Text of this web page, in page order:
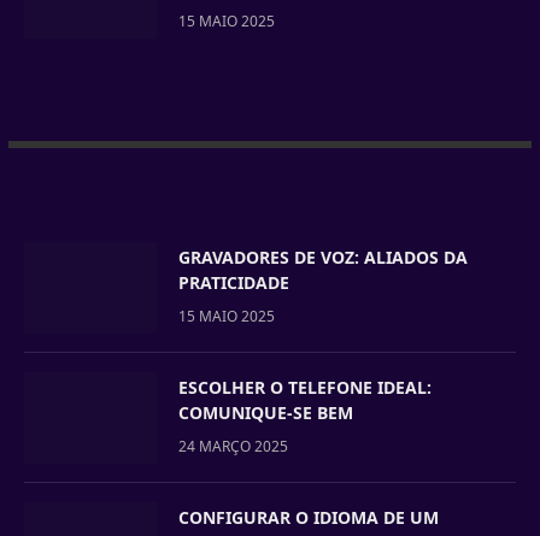
15 MAIO 2025
GRAVADORES DE VOZ: ALIADOS DA
PRATICIDADE
15 MAIO 2025
ESCOLHER O TELEFONE IDEAL:
COMUNIQUE-SE BEM
24 MARÇO 2025
CONFIGURAR O IDIOMA DE UM